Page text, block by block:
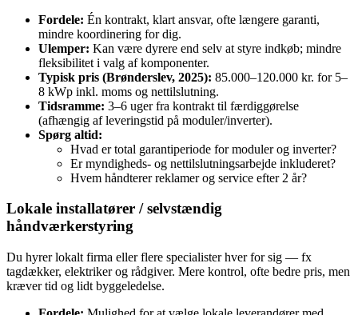
Fordele: Én kontrakt, klart ansvar, ofte længere garanti,
mindre koordinering for dig.
Ulemper: Kan være dyrere end selv at styre indkøb; mindre
fleksibilitet i valg af komponenter.
Typisk pris (Brønderslev, 2025): 85.000–120.000 kr. for 5–
8 kWp inkl. moms og nettilslutning.
Tidsramme: 3–6 uger fra kontrakt til færdiggørelse
(afhængig af leveringstid på moduler/inverter).
Spørg altid:
Hvad er total garantiperiode for moduler og inverter?
Er myndigheds- og nettilslutningsarbejde inkluderet?
Hvem håndterer reklamer og service efter 2 år?
Lokale installatører / selvstændig
håndværkerstyring
Du hyrer lokalt firma eller flere specialister hver for sig — fx
tagdækker, elektriker og rådgiver. Mere kontrol, ofte bedre pris, men
kræver tid og lidt byggeledelse.